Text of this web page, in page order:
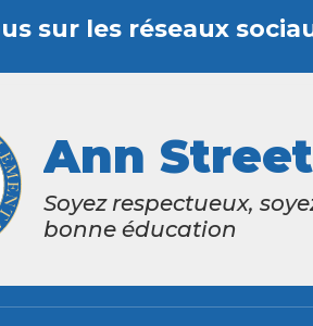
sur les réseaux
Ann
Soyez respectueux,
bonne éducation